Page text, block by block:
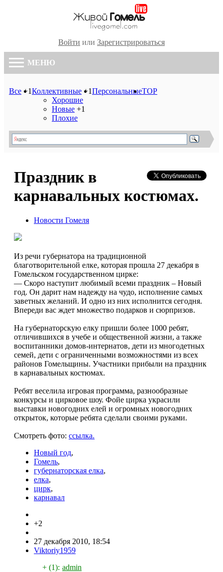
Войти или Зарегистрироваться
МЕНЮ
Все +1Коллективные +1
Хорошие
Новые +1
Плохие
ПерсональныеTOP
Праздник в
карнавальных костюмах.
Новости Гомеля
Из речи губернатора на традиционной
благотворительной елке, которая прошла 27 декабря в
Гомельском государственном цирке:
— Скоро наступит любимый всеми праздник – Новый
год. Он дарит нам надежду на чудо, исполнение самых
заветных желаний. И одно из них исполнится сегодня.
Впереди вас ждет множество подарков и сюрпризов.
На губернаторскую елку пришли более 1000 ребят,
отличившихся в учебе и общественной жизни, а также
воспитанники домов-интернатов, дети из многодетных
семей, дети с ограниченными возможностями из всех
районов Гомельщины. Участники прибыли на праздник
в карнавальных костюмах.
Ребят веселила игровая программа, разнообразные
конкурсы и цирковое шоу. Фойе цирка украсили
выставки новогодних елей и огромных новогодних
открыток, которые ребята сделали своими руками.
Смотреть фото: ссылка.
Новый год,
Гомель,
губернаторская елка,
елка,
цирк,
карнавал
+2
27 декабря 2010, 18:54
Viktoriy1959
+ (1): admin